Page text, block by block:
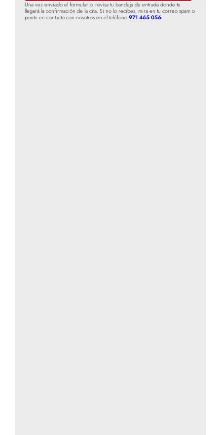
Una vez enviado el formulario, revisa tu bandeja de entrada donde te
llegará la confirmación de la cita. Si no lo recibes, mira en tu correo spam o
ponte en contacto con nosotros en el teléfono971 465 056